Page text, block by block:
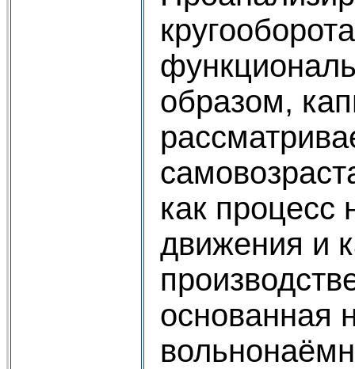
образом,
как процесс
движения и
основанная